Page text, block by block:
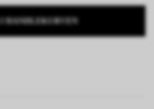
HANDLEKURVEN